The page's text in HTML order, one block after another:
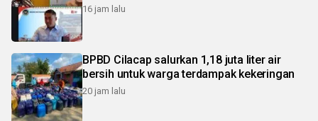
16 jam lalu
BPBD Cilacap salurkan 1,18 juta liter air
bersih untuk warga terdampak kekeringan
20 jam lalu